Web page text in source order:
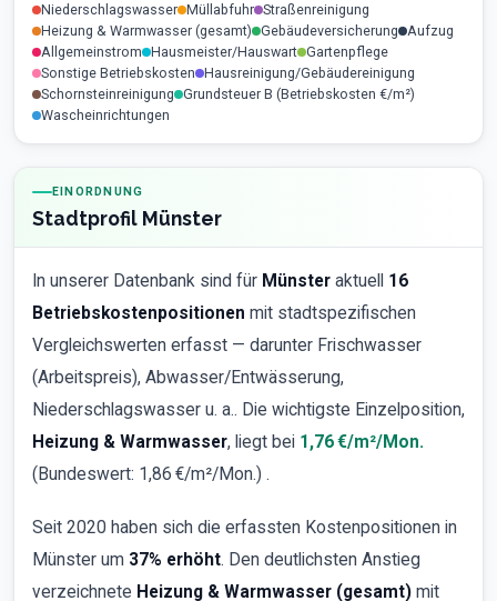
Niederschlagswasser Müllabfuhr Straßenreinigung
Heizung & Warmwasser (gesamt) Gebäudeversicherung Aufzug
Allgemeinstrom Hausmeister/Hauswart Gartenpflege
Sonstige Betriebskosten Hausreinigung/Gebäudereinigung
Schornsteinreinigung Grundsteuer B (Betriebskosten €/m²)
Wascheinrichtungen
EINORDNUNG
Stadtprofil Münster
In unserer Datenbank sind für Münster aktuell 16
Betriebskostenpositionen mit stadtspezifischen
Vergleichswerten erfasst — darunter Frischwasser
(Arbeitspreis), Abwasser/Entwässerung,
Niederschlagswasser u. a.. Die wichtigste Einzelposition,
Heizung & Warmwasser, liegt bei 1,76 €/m²/Mon.
(Bundeswert: 1,86 €/m²/Mon.) .
Seit 2020 haben sich die erfassten Kostenpositionen in
Münster um 37% erhöht. Den deutlichsten Anstieg
verzeichnete Heizung & Warmwasser (gesamt) mit